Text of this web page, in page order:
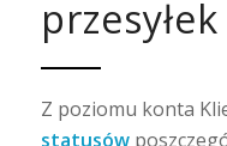
przesyłek
Z poziomu konta
statusów